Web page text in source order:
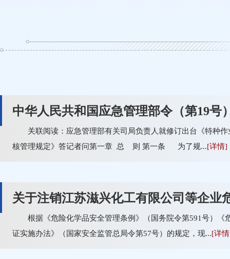
中华人民共和国应急管理部令（第19号
关联阅读：应急管理部有关司局负责人就修订出台《特种作
核管理规定》答记者问第一章 总 则 第一条 为了规...[详情]
关于注销江苏滋兴化工有限公司等企业
根据《危险化学品安全管理条例》（国务院令第591号）《
证实施办法》（国家安全监管总局令第57号）的规定，现...[详